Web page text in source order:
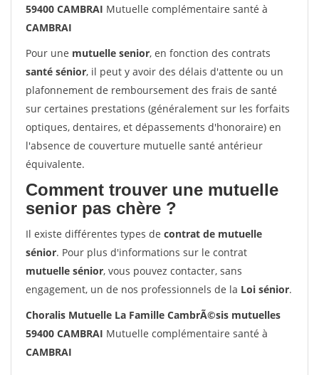
59400 CAMBRAI Mutuelle complémentaire santé à
CAMBRAI
Pour une mutuelle senior, en fonction des contrats
santé sénior, il peut y avoir des délais d'attente ou un
plafonnement de remboursement des frais de santé
sur certaines prestations (généralement sur les forfaits
optiques, dentaires, et dépassements d'honoraire) en
l'absence de couverture mutuelle santé antérieur
équivalente.
Comment trouver une mutuelle
senior pas chère ?
Il existe différentes types de contrat de mutuelle
sénior. Pour plus d'informations sur le contrat
mutuelle sénior, vous pouvez contacter, sans
engagement, un de nos professionnels de la Loi sénior.
Choralis Mutuelle La Famille CambrÃ©sis mutuelles
59400 CAMBRAI Mutuelle complémentaire santé à
CAMBRAI